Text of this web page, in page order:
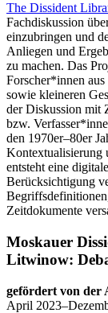
The Dissident
Fachdiskussion
einzubringen und
Anliegen und
zu machen. Das
Forscher*innen
sowie kleineren
der Diskussion mit
bzw.
den 1970er–80er
Kontextualisierung
entsteht eine
Berücksichtigung
Zeitdokumente
Moskauer
Litwinow:
gefördert von der
April